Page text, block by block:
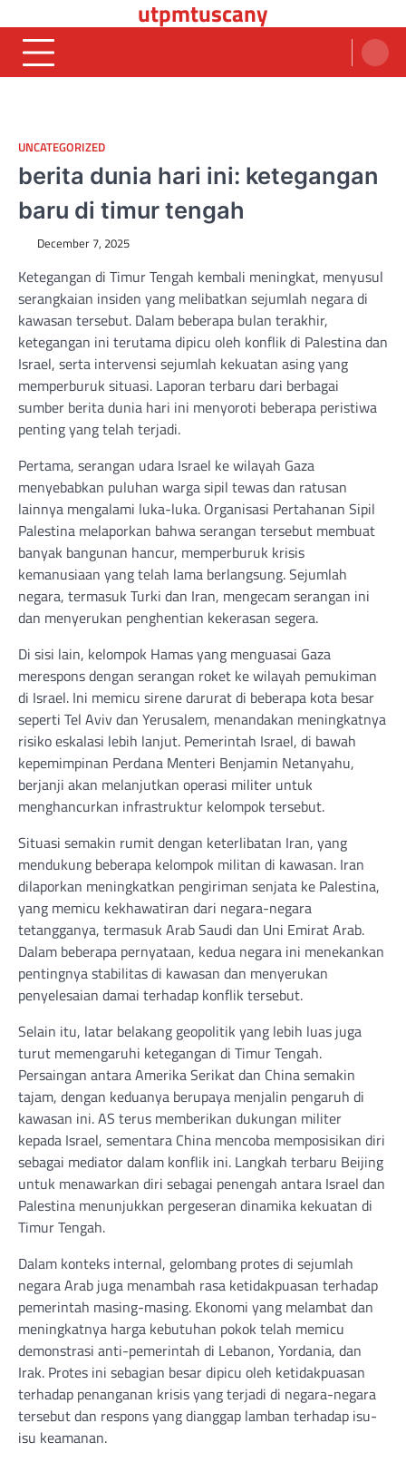
to
content
utpmtuscany
UNCATEGORIZED
berita dunia hari ini: ketegangan
baru di timur tengah
December 7, 2025
Ketegangan di Timur Tengah kembali meningkat, menyusul
serangkaian insiden yang melibatkan sejumlah negara di
kawasan tersebut. Dalam beberapa bulan terakhir,
ketegangan ini terutama dipicu oleh konflik di Palestina dan
Israel, serta intervensi sejumlah kekuatan asing yang
memperburuk situasi. Laporan terbaru dari berbagai
sumber berita dunia hari ini menyoroti beberapa peristiwa
penting yang telah terjadi.
Pertama, serangan udara Israel ke wilayah Gaza
menyebabkan puluhan warga sipil tewas dan ratusan
lainnya mengalami luka-luka. Organisasi Pertahanan Sipil
Palestina melaporkan bahwa serangan tersebut membuat
banyak bangunan hancur, memperburuk krisis
kemanusiaan yang telah lama berlangsung. Sejumlah
negara, termasuk Turki dan Iran, mengecam serangan ini
dan menyerukan penghentian kekerasan segera.
Di sisi lain, kelompok Hamas yang menguasai Gaza
merespons dengan serangan roket ke wilayah pemukiman
di Israel. Ini memicu sirene darurat di beberapa kota besar
seperti Tel Aviv dan Yerusalem, menandakan meningkatnya
risiko eskalasi lebih lanjut. Pemerintah Israel, di bawah
kepemimpinan Perdana Menteri Benjamin Netanyahu,
berjanji akan melanjutkan operasi militer untuk
menghancurkan infrastruktur kelompok tersebut.
Situasi semakin rumit dengan keterlibatan Iran, yang
mendukung beberapa kelompok militan di kawasan. Iran
dilaporkan meningkatkan pengiriman senjata ke Palestina,
yang memicu kekhawatiran dari negara-negara
tetangganya, termasuk Arab Saudi dan Uni Emirat Arab.
Dalam beberapa pernyataan, kedua negara ini menekankan
pentingnya stabilitas di kawasan dan menyerukan
penyelesaian damai terhadap konflik tersebut.
Selain itu, latar belakang geopolitik yang lebih luas juga
turut memengaruhi ketegangan di Timur Tengah.
Persaingan antara Amerika Serikat dan China semakin
tajam, dengan keduanya berupaya menjalin pengaruh di
kawasan ini. AS terus memberikan dukungan militer
kepada Israel, sementara China mencoba memposisikan diri
sebagai mediator dalam konflik ini. Langkah terbaru Beijing
untuk menawarkan diri sebagai penengah antara Israel dan
Palestina menunjukkan pergeseran dinamika kekuatan di
Timur Tengah.
Dalam konteks internal, gelombang protes di sejumlah
negara Arab juga menambah rasa ketidakpuasan terhadap
pemerintah masing-masing. Ekonomi yang melambat dan
meningkatnya harga kebutuhan pokok telah memicu
demonstrasi anti-pemerintah di Lebanon, Yordania, dan
Irak. Protes ini sebagian besar dipicu oleh ketidakpuasan
terhadap penanganan krisis yang terjadi di negara-negara
tersebut dan respons yang dianggap lamban terhadap isu-
isu keamanan.